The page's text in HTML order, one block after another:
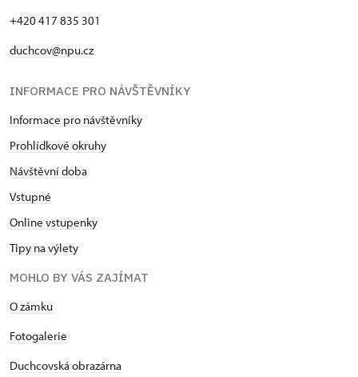
+420 417 835 301
duchcov@npu.cz
INFORMACE PRO NÁVŠTĚVNÍKY
Informace pro návštěvníky
Prohlídkové okruhy
Návštěvní doba
Vstupné
Online vstupenky
Tipy na výlety
MOHLO BY VÁS ZAJÍMAT
O zámku
Fotogalerie
Duchcovská obrazárna